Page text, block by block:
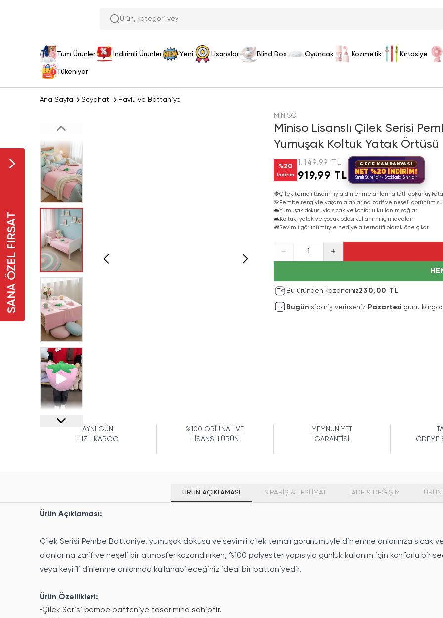
Ürü
Tüm Ürünler İndirimli Ürünler Yeni Lisanslar Blind Box Oyuncak Kozmetik Kırtasiye
Tükeniyor
SANA ÖZEL FIRSAT
Ana Sayfa Seyahat Havlu ve Battaniye
MINISO
Miniso Lisanslı Çilek Serisi
Yumuşak Koltuk Yatak Örtüsü
%20
İndirim
1.149,99 TL
919,99 TL
GECE KAMPANYASI
NET %20 İNDİRİM!
Sınırlı Sürelidir • Stoklarla Sınırlıdır
🍓Çilek temalı tasarımıyla dinlenme anlarına tatlı dokunuş
🌸 Pembe rengiyle yaşam alanlarına zarif ve neşeli görünüm
☁️Yumuşak dokusuyla sıcak ve konforlu kullanım sağlar
🛋️ Koltuk, yatak ve çocuk odası kullanımı için idealdir
🎁Sevimli görünümüyle hediye alternatifi olarak öne çıkar
1
Bu üründen kazancınız230,00 TL
Bugün sipariş verirseniz Pazartesigünü
AYNI GÜN
HIZLI KARGO
%100 ORİJİNAL VE
LİSANSLI ÜRÜN
MEMNUNİYET
GARANTİSİ
ÖDEME
ÜRÜN AÇIKLAMASI SİPARİŞ & TESLİMAT İADE & DEĞİŞİM ÜRÜN
Ürün Açıklaması:
Çilek Serisi Pembe Battaniye, yumuşak dokusu ve sevimli çilek temalı görünümüyle dinlenme anlarınıza sıcak
alanlarına zarif ve neşeli bir atmosfer kazandırırken, %100 polyester yapısıyla günlük kullanım için konforlu
veya keyifli dinlenme anlarında kullanabileceğiniz ideal bir battaniyedir.
Ürün Özellikleri:
•Çilek Serisi pembe battaniye tasarımına sahiptir.